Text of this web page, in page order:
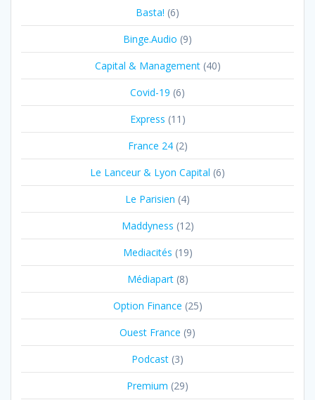
Basta! (6)
Binge.Audio (9)
Capital & Management(40)
Covid-19 (6)
Express (11)
France 24(2)
Le Lanceur & Lyon Capital (6)
Le Parisien (4)
Maddyness (12)
Mediacités (19)
Médiapart(8)
Option Finance (25)
Ouest France (9)
Podcast (3)
Premium (29)